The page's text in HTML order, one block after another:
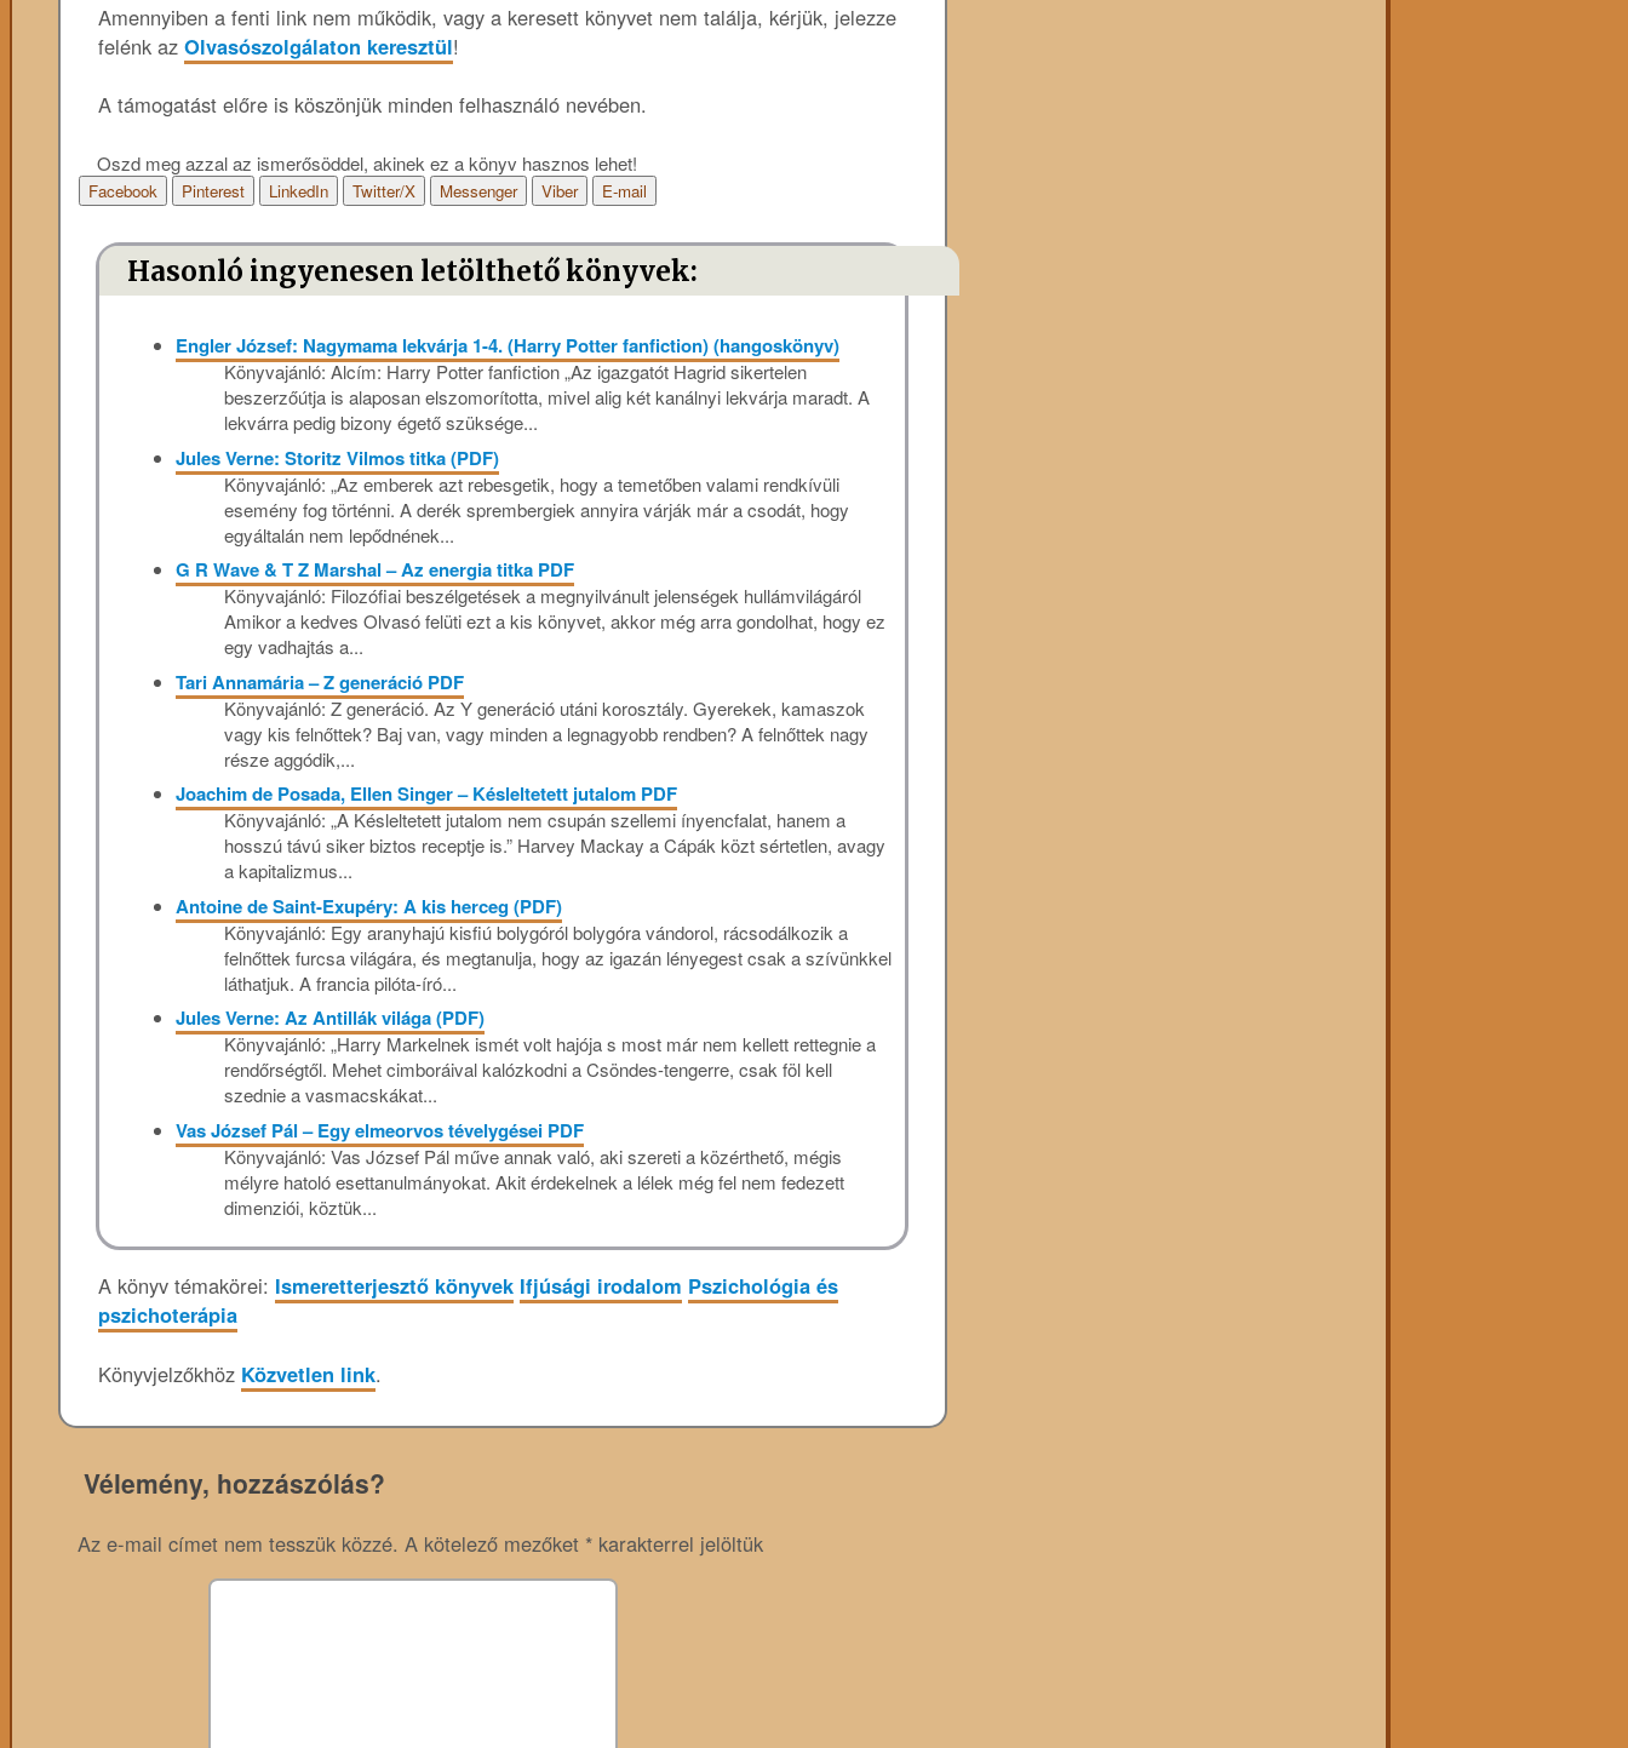
Amennyiben a fenti link nem működik, vagy a keresett könyvet nem találja, kérjük, jelezze
felénk az Olvasószolgálaton keresztül!
A támogatást előre is köszönjük minden felhasználó nevében.
Oszd meg azzal az ismerősöddel, akinek ez a könyv hasznos lehet!
Facebook Pinterest LinkedIn Twitter/X Messenger Viber E-mail
Hasonló ingyenesen letölthető könyvek:
Engler József: Nagymama lekvárja 1-4. (Harry Potter fanfiction) (hangoskönyv)
Könyvajánló: Alcím: Harry Potter fanfiction „Az igazgatót Hagrid sikertelen
beszerzőútja is alaposan elszomorította, mivel alig két kanálnyi lekvárja maradt. A
lekvárra pedig bizony égető szüksége...
Jules Verne: Storitz Vilmos titka (PDF)
Könyvajánló: „Az emberek azt rebesgetik, hogy a temetőben valami rendkívüli
esemény fog történni. A derék sprembergiek annyira várják már a csodát, hogy
egyáltalán nem lepődnének...
G R Wave & T Z Marshal – Az energia titka PDF
Könyvajánló: Filozófiai beszélgetések a megnyilvánult jelenségek hullámvilágáról
Amikor a kedves Olvasó felüti ezt a kis könyvet, akkor még arra gondolhat, hogy ez
egy vadhajtás a...
Tari Annamária – Z ​generáció PDF
Könyvajánló: Z generáció. Az Y generáció utáni korosztály. Gyerekek, kamaszok
vagy kis felnőttek? Baj van, vagy minden a legnagyobb rendben? A felnőttek nagy
része aggódik,...
Joachim de Posada, Ellen Singer – Késleltetett jutalom PDF
Könyvajánló: „A Késleltetett jutalom nem csupán szellemi ínyencfalat, hanem a
hosszú távú siker biztos receptje is.” Harvey Mackay a Cápák közt sértetlen, avagy
a kapitalizmus...
Antoine de Saint-Exupéry: A kis herceg (PDF)
Könyvajánló: Egy aranyhajú kisfiú bolygóról bolygóra vándorol, rácsodálkozik a
felnőttek furcsa világára, és megtanulja, hogy az igazán lényegest csak a szívünkkel
láthatjuk. A francia pilóta-író...
Jules Verne: Az Antillák világa (PDF)
Könyvajánló: „Harry Markelnek ismét volt hajója s most már nem kellett rettegnie a
rendőrségtől. Mehet cimboráival kalózkodni a Csöndes-tengerre, csak föl kell
szednie a vasmacskákat...
Vas József Pál – Egy elmeorvos tévelygései PDF
Könyvajánló: Vas ​​József Pál műve annak való, aki szereti a közérthető, mégis
mélyre hatoló esettanulmányokat. Akit érdekelnek a lélek még fel nem fedezett
dimenziói, köztük...
A könyv témakörei: Ismeretterjesztő könyvek Ifjúsági irodalom Pszichológia és
pszichoterápia
Könyvjelzőkhöz Közvetlen link.
Vélemény, hozzászólás?
Az e-mail címet nem tesszük közzé. A kötelező mezőket * karakterrel jelöltük